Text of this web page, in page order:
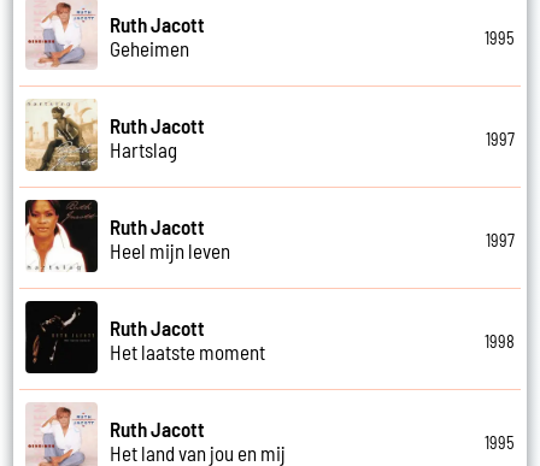
Ruth Jacott
Geheimen
1995
Ruth Jacott
Hartslag
1997
Ruth Jacott
Heel mijn leven
1997
Ruth Jacott
Het laatste moment
1998
Ruth Jacott
Het land van jou en mij
1995